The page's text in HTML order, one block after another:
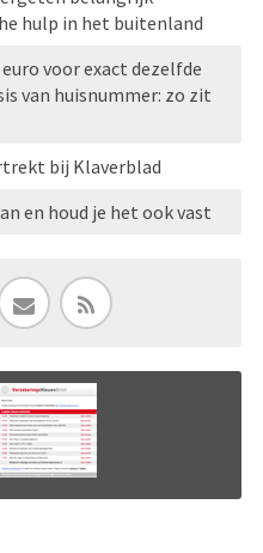
hulp in het buitenland
voor exact dezelfde
van huisnummer: zo zit
bij Klaverblad
en houd je het ook vast